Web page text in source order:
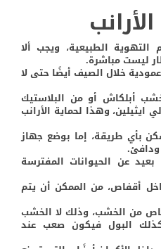
الطبيعية، ويجب ألا
ليست مباشرة.
خلال الصيف أيضًا حتى لا
أبلكاش أو من البلاستيك
ايثيلين، وهذا لحماية الأرانب
بأي طريقة، إما بوضع جهاز
عن الحيوانات المفترسة
أقفاص، من الممكن أن يتم
من الخشب، وذلك لا الخشب
البول فيكون صعب عند